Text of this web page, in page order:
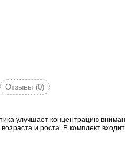
Отзывы (0)
улучшает концентрацию
и роста. В комплект